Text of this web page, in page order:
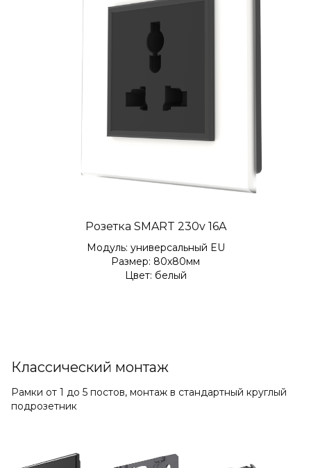
Розетка SMART 230v 16A
Модуль: универсальный EU
Размер: 80х80мм
Цвет: белый
Классический монтаж
Рамки от 1 до 5 постов, монтаж в стандартный круглый
подрозетник